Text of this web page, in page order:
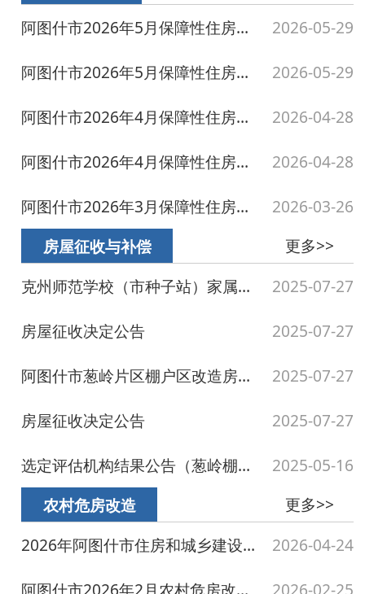
阿图什市2026年4月保障性住房小区清退台账 2026-04-28
阿图什市2026年3月保障性住房小区清理台账
2026-03-26
房屋征收与补偿
更多>>
房屋征收决定公告 2025-07-27
选定评估机构结果公告（葱岭棚户区改造征收项目） 2025-05-16
农村危房改造
更多>>
阿图什市2025年农村危房改造工作开展情况 2025-11-26
2025-10-16